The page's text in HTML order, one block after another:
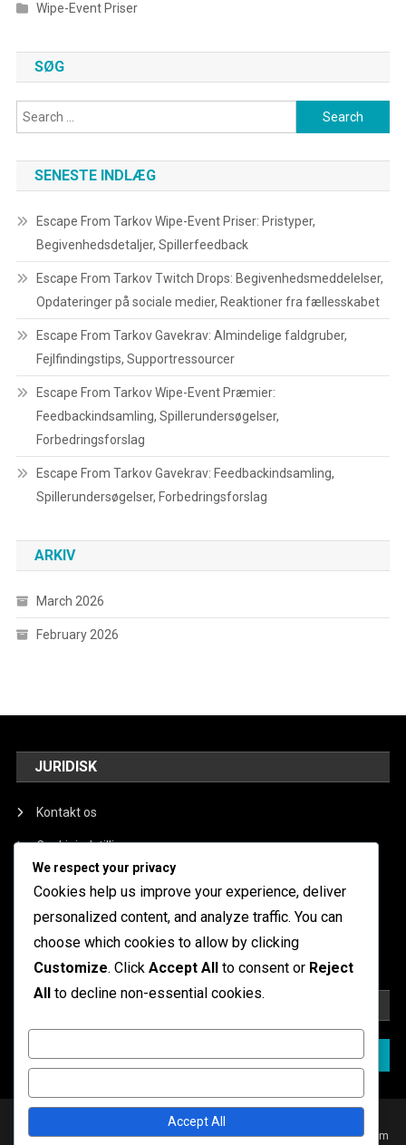
Wipe-Event Priser
SØG
Search
for:
SENESTE INDLÆG
Escape From Tarkov Wipe-Event Priser: Pristyper,
Begivenhedsdetaljer, Spillerfeedback
Escape From Tarkov Twitch Drops: Begivenhedsmeddelelser,
Opdateringer på sociale medier, Reaktioner fra fællesskabet
Escape From Tarkov Gavekrav: Almindelige faldgruber,
Fejlfindingstips, Supportressourcer
Escape From Tarkov Wipe-Event Præmier:
Feedbackindsamling, Spillerundersøgelser,
Forbedringsforslag
Escape From Tarkov Gavekrav: Feedbackindsamling,
Spillerundersøgelser, Forbedringsforslag
ARKIV
March 2026
February 2026
JURIDISK
Kontakt os
Cookieindstillinger
Politik for databeskyttelse
Om
Brugeraftale
for:
Theme: News Portal byMystery Themes
Kontakt os
Cookieindstillinger Politik for databeskyttelse Om
We respect your privacy
Cookies help us improve your experience, deliver
personalized content, and analyze traffic. You can
choose which cookies to allow by clicking
Customize. Click Accept All to consent or Reject
All to decline non-essential cookies.
Accept All